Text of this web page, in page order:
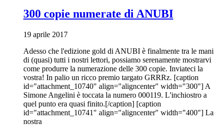
300 copie numerate di ANUBI
19 aprile 2017
Adesso che l'edizione gold di ANUBI è finalmente tra le mani
di (quasi) tutti i nostri lettori, possiamo serenamente mostrarvi
come produrre la numerazione delle 300 copie. Inviateci la
vostra! In palio un ricco premio targato GRRRz. [caption
id="attachment_10740" align="aligncenter" width="300"] A
Simone Angelini è toccata la numero 000119. L'inchiostro a
quel punto era quasi finito.[/caption] [caption
id="attachment_10741" align="aligncenter" width="400"] La
nostra